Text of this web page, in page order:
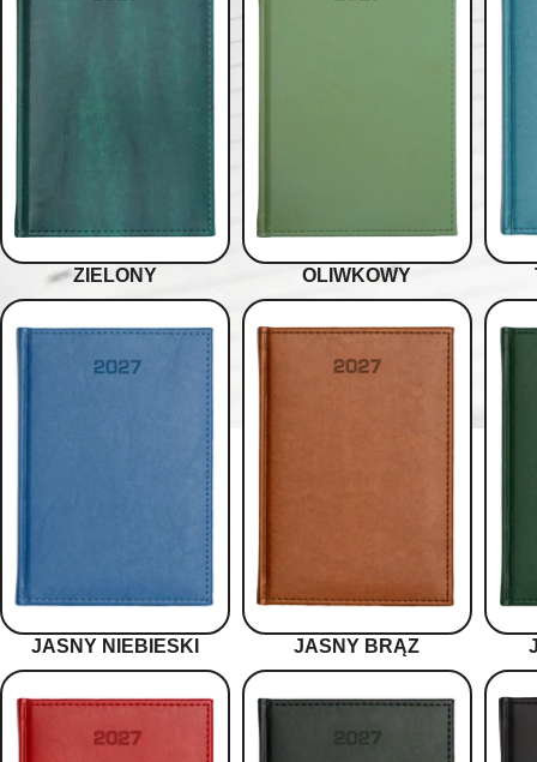
ZIELONY OLIWKOWY
JASNY NIEBIESKI JASNY BRĄZ